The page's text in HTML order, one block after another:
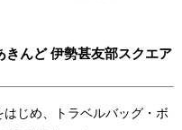
んど 伊勢甚友部スクエア
じめ、トラベルバッグ・ボ